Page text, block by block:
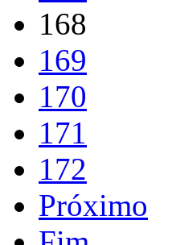
168
169
170
171
172
Próximo